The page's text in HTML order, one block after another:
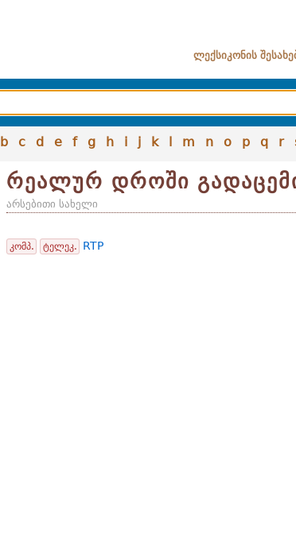
ლექსიკონის
b c d e f g h i j k l m n o p q r
რეალურ დროში
არსებითი სახელი
კომპ. ტელეკ. RTP